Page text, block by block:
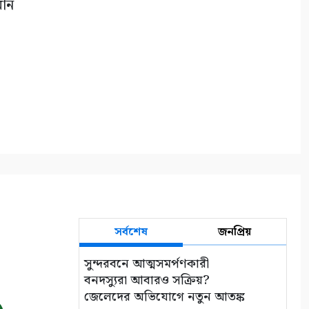
সর্বশেষ জনপ্রিয়
সুন্দরবনে আত্মসমর্পণকারী
বনদস্যুরা আবারও সক্রিয়?
জেলেদের অভিযোগে নতুন আতঙ্ক